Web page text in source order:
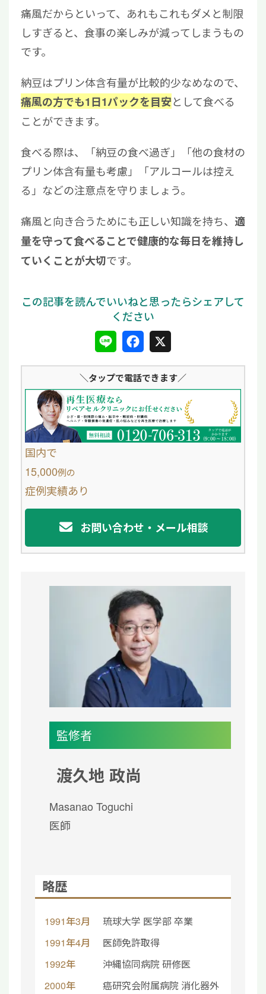
痛風だからといって、あれもこれもダメと制限
しすぎると、食事の楽しみが減ってしまうもの
です。
納豆はプリン体含有量が比較的少なめなので、
痛風の方でも1日1パックを目安として食べる
ことができます。
食べる際は、「納豆の食べ過ぎ」「他の食材の
プリン体含有量も考慮」「アルコールは控え
る」などの注意点を守りましょう。
痛風と向き合うためにも正しい知識を持ち、 適
量を守って食べることで健康的な毎日を維持し
ていくことが大切です。
L
n
e
F
c
e
b
o
X
＼タップで電話できます／
国内で
15,000例の
症例実績あり
お問い合わせ・メール相談
監修者
渡久地 政尚
Masanao Toguchi
医師
略歴
1991年3月
琉球大学 医学部 卒業
1991年4月
医師免許取得
1992年
沖縄協同病院 研修医
2000年
癌研究会附属病院 消化器外